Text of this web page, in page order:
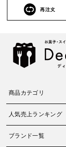
商品カテゴリ
人気売上ランキング
ブランド一覧